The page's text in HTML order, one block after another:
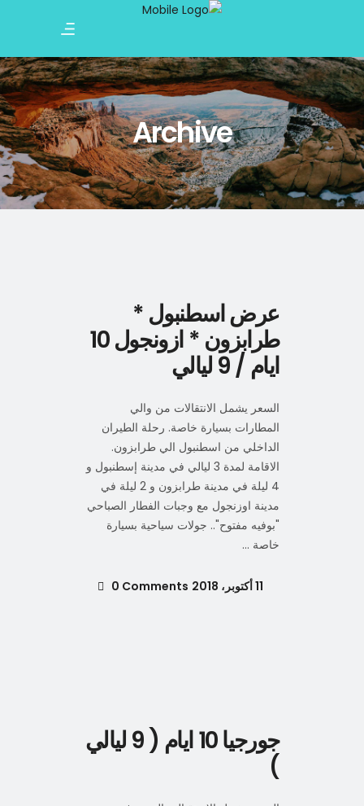
Archive
عرض اسطنبول *
طرابزون * ازونجول 10
ايام / 9 ليالي
السعر يشمل الانتقالات من والي
المطارات بسيارة خاصة. رحلة الطيران
الداخلي من اسطنبول الي طرابزون.
الاقامة لمدة 3 ليالي في مدينة إسطنبول و
4 ليلة في مدينة طرابزون و 2 ليلة في
مدينة اوزنجول مع وجبات الفطار الصباحي
"بوفيه مفتوح".. جولات سياحية بسيارة
خاصة
11 أكتوبر، 2018 0 Comments
جورجيا 10 ايام ( 9 ليالي
)